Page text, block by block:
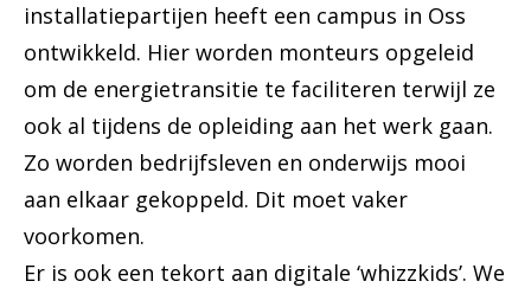
installatiepartijen heeft een campus in Oss
ontwikkeld. Hier worden monteurs opgeleid
om de energietransitie te faciliteren terwijl ze
ook al tijdens de opleiding aan het werk gaan.
Zo worden bedrijfsleven en onderwijs mooi
aan elkaar gekoppeld. Dit moet vaker
voorkomen.
Er is ook een tekort aan digitale ‘whizzkids’. We